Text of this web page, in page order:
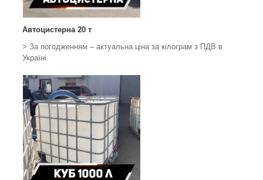
Автоцистерна 20 т
> За погодженням – актуальна ціна за кілограм з ПДВ в
Україні.